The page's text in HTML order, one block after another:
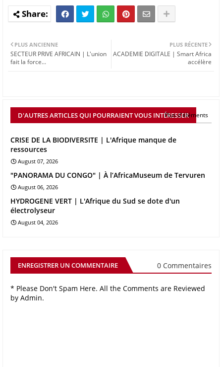
PLUS RÉCENTE
ACADEMIE DIGITALE | Smart Africa
accélère
PLUS ANCIENNE
SECTEUR PRIVE AFRICAIN | L'union
fait la force...
D'AUTRES ARTICLES QUI POURRAIENT VOUS INTÉRESSER
Plus d'éléments
CRISE DE LA BIODIVERSITE | L'Afrique manque de
ressources
August 07, 2026
"PANORAMA DU CONGO" | À l’AfricaMuseum de Tervuren
August 06, 2026
HYDROGENE VERT | L'Afrique du Sud se dote d'un
électrolyseur
August 04, 2026
ENREGISTRER UN COMMENTAIRE 0 Commentaires
* Please Don't Spam Here. All the Comments are Reviewed
by Admin.